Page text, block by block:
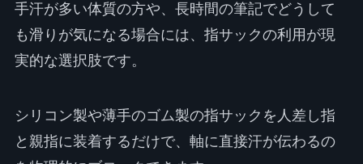
手汗が多い体質の方や、長時間の筆記でどうして
も滑りが気になる場合には、指サックの利用が現
実的な選択肢です。
シリコン製や薄手のゴム製の指サックを人差し指
と親指に装着するだけで、軸に直接汗が伝わるの